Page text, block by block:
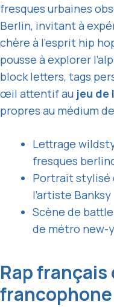
fresques urbaines
Berlin, invitant à
chère à l’esprit hip
pousse à explorer
block letters, tags
œil attentif au jeu de
propres au médium
Lettrage
fresques
Portrait stylisé
l’artiste Banksy
Scène de
de métro new-
Rap